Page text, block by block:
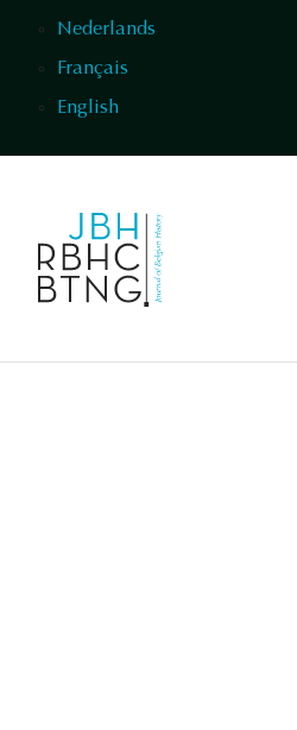
Nederlands
Français
English